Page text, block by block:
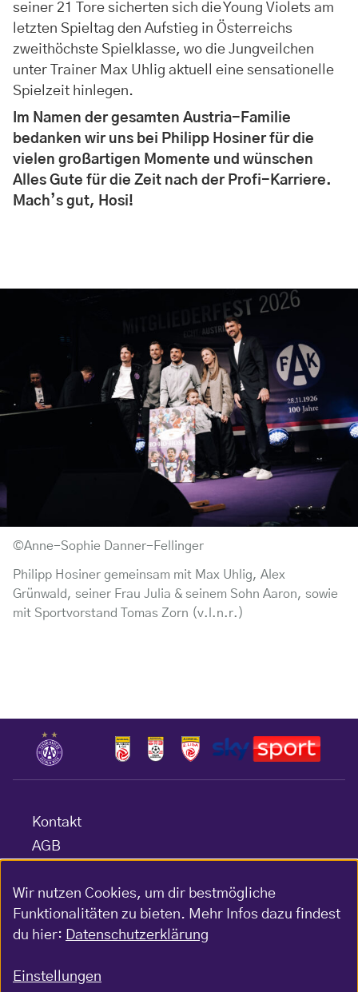
seiner 21 Tore sicherten sich die Young Violets am
letzten Spieltag den Aufstieg in Österreichs
zweithöchste Spielklasse, wo die Jungveilchen
unter Trainer Max Uhlig aktuell eine sensationelle
Spielzeit hinlegen.
Im Namen der gesamten Austria-Familie
bedanken wir uns bei Philipp Hosiner für die
vielen großartigen Momente und wünschen
Alles Gute für die Zeit nach der Profi-Karriere.
Mach’s gut, Hosi!
Philipp Hosiner gemeinsam mit Max Uhlig, Alex
Grünwald, seiner Frau Julia & seinem Sohn Aaron, sowie
mit Sportvorstand Tomas Zorn (v.l.n.r.)
©Anne-Sophie Danner-Fellinger
Kontakt
AGB
Barrierefreiheitserklärung
Impressum
Gewinnspiel-Bedingungen
Wir nutzen Cookies, um dir bestmögliche
Funktionalitäten zu bieten. Mehr Infos dazu findest
du hier: Datenschutzerklärung
Einstellungen